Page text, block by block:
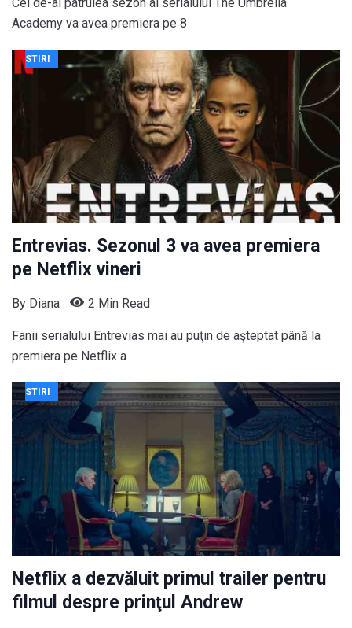
Academy va avea premiera pe 8
STIRI
Entrevias. Sezonul 3 va avea premiera
pe Netflix vineri
By Diana 2 Min Read
Fanii serialului Entrevias mai au puţin de aşteptat până la
premiera pe Netflix a
STIRI
Netflix a dezvăluit primul trailer pentru
filmul despre prinţul Andrew